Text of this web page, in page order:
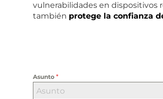
vulnerabilidades en dispositivos
también protege la confianza
Asunto *